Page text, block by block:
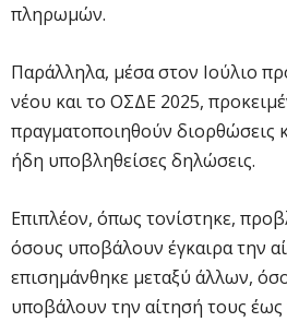
πληρωμών.
Παράλληλα, μέσα στον Ιούλιο
νέου και το ΟΣΔΕ 2025,
πραγματοποιηθούν διορθώσεις
ήδη υποβληθείσες δηλώσεις.
Επιπλέον, όπως τονίστηκε,
όσους υποβάλουν έγκαιρα την
επισημάνθηκε μεταξύ άλλων,
υποβάλουν την αίτησή τους